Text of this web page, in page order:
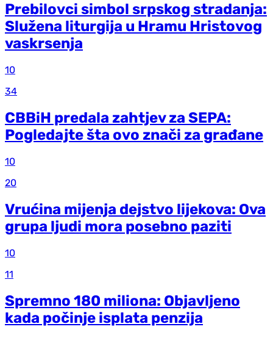
Prebilovci simbol srpskog stradanja:
Služena liturgija u Hramu Hristovog
vaskrsenja
10
34
CBBiH predala zahtjev za SEPA:
Pogledajte šta ovo znači za građane
10
20
Vrućina mijenja dejstvo lijekova: Ova
grupa ljudi mora posebno paziti
10
11
Spremno 180 miliona: Objavljeno
kada počinje isplata penzija